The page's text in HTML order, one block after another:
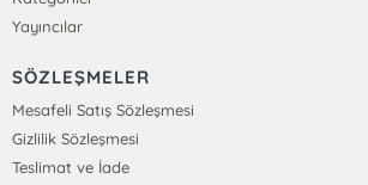
Yayıncılar
SÖZLEŞMELER
Mesafeli Satış Sözleşmesi
Gizlilik Sözleşmesi
Teslimat ve İade